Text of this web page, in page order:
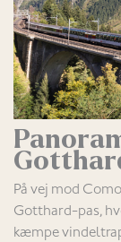
På vej mod
Gotthard-pas,
kæmpe